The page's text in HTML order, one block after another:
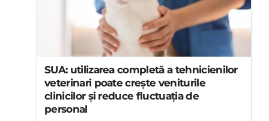
SUA: utilizarea completă a tehnicienilor
veterinari poate crește veniturile
clinicilor și reduce fluctuația de
personal